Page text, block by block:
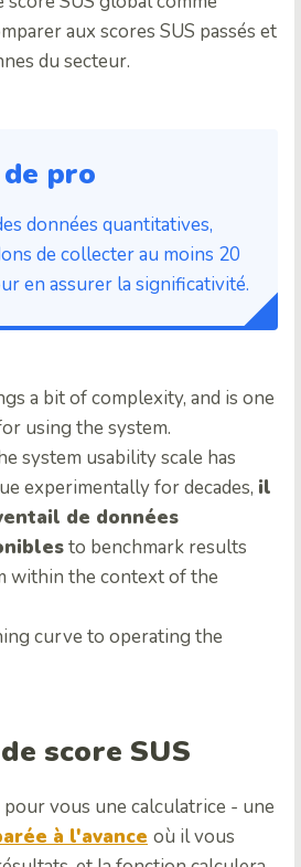
aux scores SUS passés et
du secteur.
pro
données quantitatives,
de collecter au moins 20
en assurer la significativité.
a bit of complexity, and is one
using the system.
system usability scale has
experimentally for decades, il
de données
to benchmark results
within the context of the
curve to operating the
score SUS
vous une calculatrice - une
à l'avance où il vous